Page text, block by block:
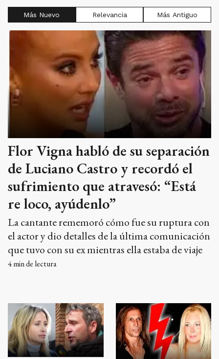
Más Nuevo Relevancia Más Antiguo
Flor Vigna habló de su separación
de Luciano Castro y recordó el
sufrimiento que atravesó: “Está
re loco, ayúdenlo”
La cantante rememoró cómo fue su ruptura con
el actor y dio detalles de la última comunicación
que tuvo con su ex mientras ella estaba de viaje
4min de lectura